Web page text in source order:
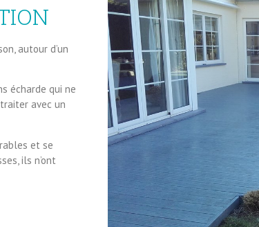
autour d’un
écharde qui ne
avec un
et se
ils n’ont